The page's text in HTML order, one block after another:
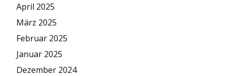
April 2025
März 2025
Februar 2025
Januar 2025
Dezember 2024